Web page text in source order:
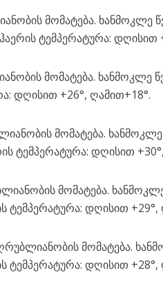
მომატება. ხანმოკლე
ტემპერატურა: დღისით
მომატება. ხანმოკლე
დღისით +26°, ღამით+18°.
მომატება. ხანმოკლე
ტემპერატურა: დღისით
მომატება.
ტემპერატურა: დღისით +29°,
მომატება.
ტემპერატურა: დღისით +28°,